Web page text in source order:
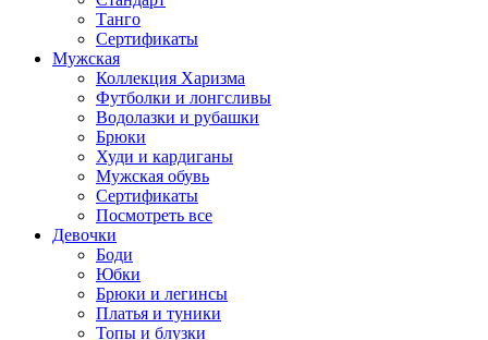
Танго
Сертификаты
Мужская
Коллекция Харизма
Футболки и лонгсливы
Водолазки и рубашки
Брюки
Худи и кардиганы
Мужская обувь
Сертификаты
Посмотреть все
Девочки
Боди
Юбки
Брюки и легинсы
Платья и туники
Топы и блузки